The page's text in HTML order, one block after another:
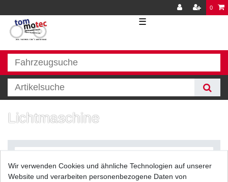
0
☰
Lichtmaschine
Wir verwenden Cookies und ähnliche Technologien auf unserer
Website und verarbeiten personenbezogene Daten von